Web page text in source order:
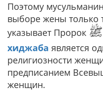
Поэтому
выборе жены только
указывает Пророк ﷺ
хиджаба является
религиозности
предписанием
женщин.